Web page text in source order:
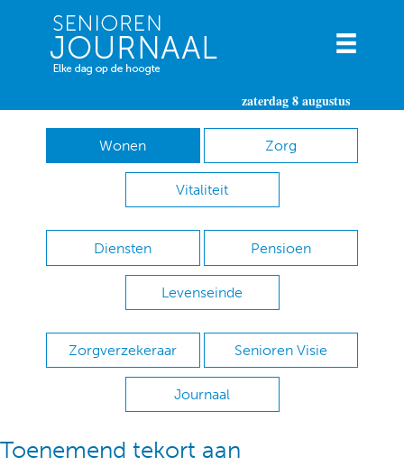
zaterdag 8 augustus
Wonen Zorg
Vitaliteit
Diensten Pensioen
Levenseinde
Zorgverzekeraar Senioren Visie
Journaal
Toenemend tekort aan